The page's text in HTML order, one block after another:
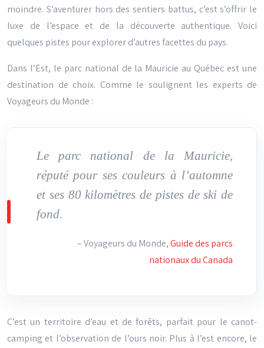
moindre. S’aventurer hors des sentiers battus, c’est s’offrir le
luxe de l’espace et de la découverte authentique. Voici
quelques pistes pour explorer d’autres facettes du pays.
Dans l’Est, le parc national de la Mauricie au Québec est une
destination de choix. Comme le soulignent les experts de
Voyageurs du Monde :
Le parc national de la Mauricie,
réputé pour ses couleurs à l’automne
et ses 80 kilomètres de pistes de ski de
fond.
– Voyageurs du Monde,Guide des parcs
nationaux du Canada
C’est un territoire d’eau et de forêts, parfait pour le canot-
camping et l’observation de l’ours noir. Plus à l’est encore, le